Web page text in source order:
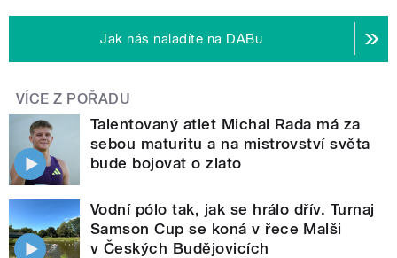
Jak nás naladíte na DABu
VÍCE Z POŘADU
Talentovaný atlet Michal Rada má za
sebou maturitu a na mistrovství světa
bude bojovat o zlato
Vodní pólo tak, jak se hrálo dřív. Turnaj
Samson Cup se koná v řece Malši
v Českých Budějovicích